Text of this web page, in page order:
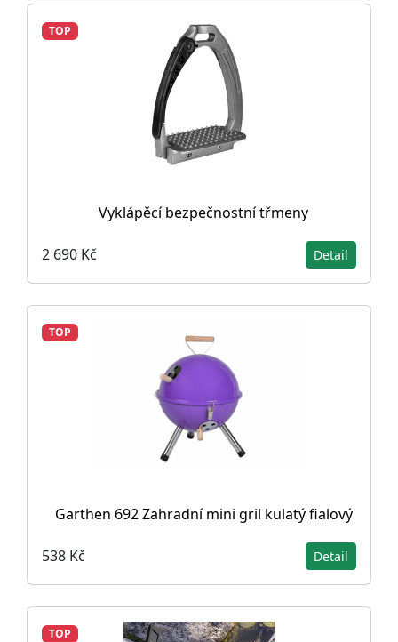
TOP
Vyklápěcí bezpečnostní třmeny
2 690 Kč Detail
TOP
Garthen 692 Zahradní mini gril kulatý fialový
538 Kč Detail
TOP